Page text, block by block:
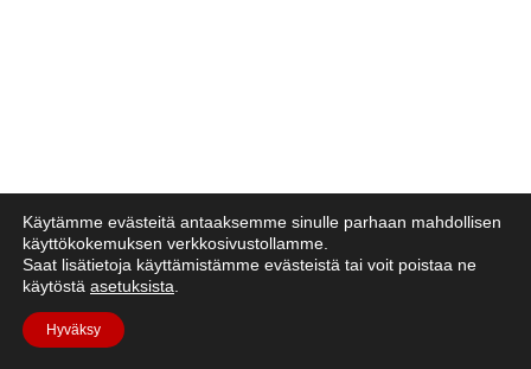
Käytämme evästeitä antaaksemme sinulle parhaan mahdollisen
käyttökokemuksen verkkosivustollamme.
Saat lisätietoja käyttämistämme evästeistä tai voit poistaa ne
käytöstä asetuksista
Hyväksy